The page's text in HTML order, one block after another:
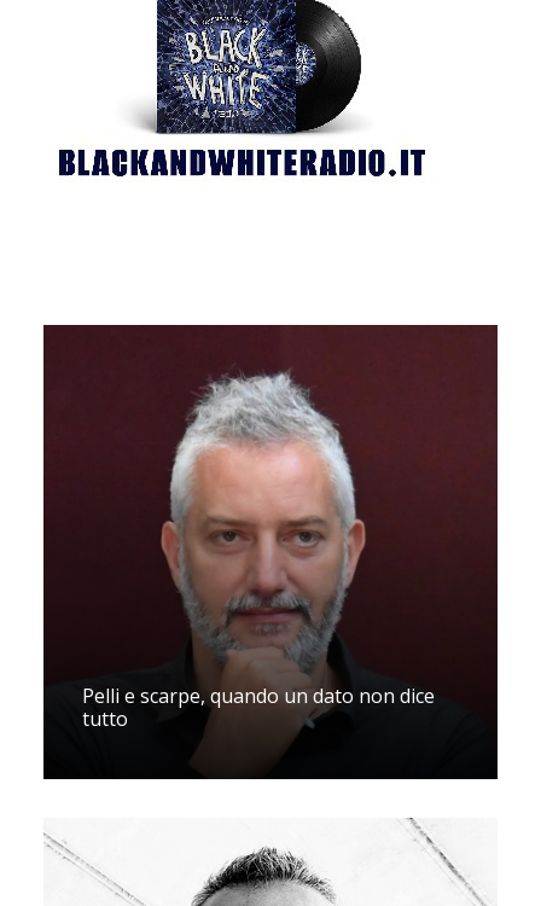
Pelli e scarpe, quando un dato non dice
tutto